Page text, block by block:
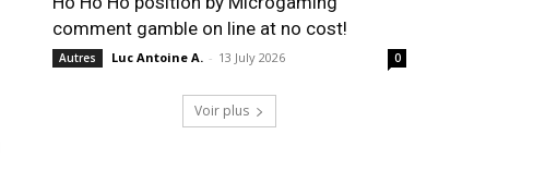
comment gamble on line at no cost!
Autres Luc Antoine A. - 13 July 2026 0
Voir plus